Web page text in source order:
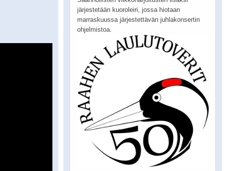
järjestetään kuoroleiri, jossa hiotaan
marraskuussa järjestettävän juhlakonsertin
ohjelmistoa.